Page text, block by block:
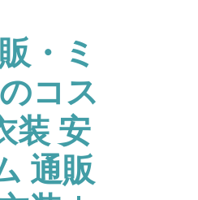
・ミ
コス
装 安
通販